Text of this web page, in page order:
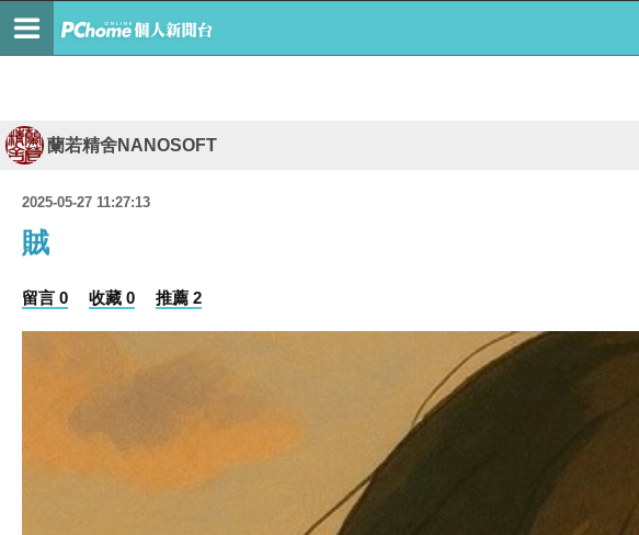
蘭若精舍NANOSOFT
2025-05-27 11:27:13
賊
留言 0 收藏 0 推薦 2